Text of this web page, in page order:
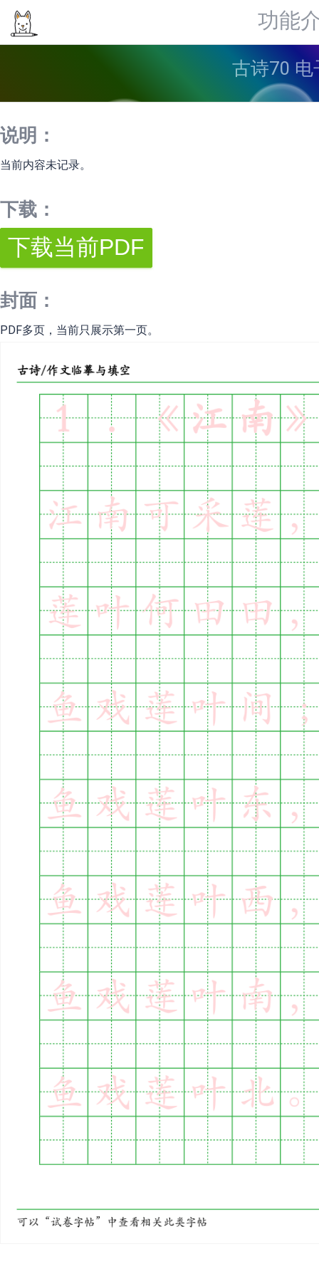
功能
古诗70 电
说明：
当前内容未记录。
下载：
封面：
PDF多页，当前只展示第一页。